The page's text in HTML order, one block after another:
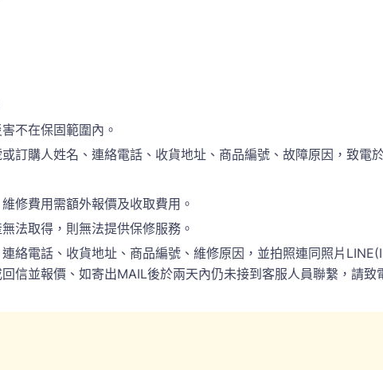
不在保固範圍內。
訂購人姓名、連絡電話、收貨地址、商品編號、故障原因，致
修費用需額外報價及收取費用。
法取得，則無法提供保修服務。
絡電話、收貨地址、商品編號、維修原因，並拍照連同照片
信並報價、如寄出MAIL後於兩天內仍未接到客服人員聯繫，請致